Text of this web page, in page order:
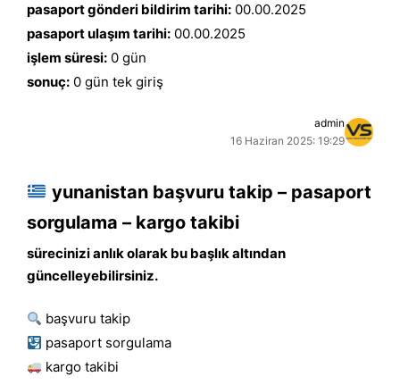
pasaport gönderi bildirim tarihi: 00.00.2025
pasaport ulaşım tarihi: 00.00.2025
işlem süresi: 0 gün
sonuç: 0 gün tek giriş
admin
16 Haziran 2025: 19:29
yunanistan başvuru takip – pasaport
sorgulama – kargo takibi
sürecinizi anlık olarak bu başlık altından
güncelleyebilirsiniz.
başvuru takip
pasaport sorgulama
kargo takibi